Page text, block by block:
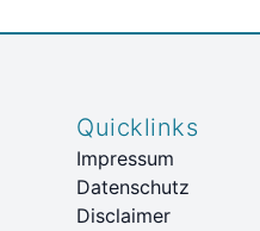
Quicklinks
Impressum
Datenschutz
Disclaimer